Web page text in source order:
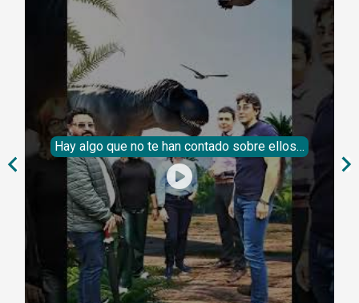
Hay algo que no te han contado sobre ellos…